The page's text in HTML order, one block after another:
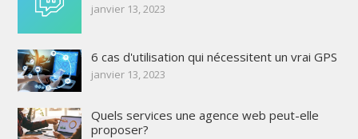
janvier 13, 2023
6 cas d'utilisation qui nécessitent un vrai GPS
janvier 13, 2023
Quels services une agence web peut-elle
proposer?